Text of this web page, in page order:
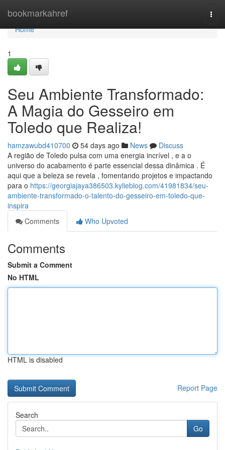
bookmarkahref
Home
Home
1
Seu Ambiente Transformado:
A Magia do Gesseiro em
Toledo que Realiza!
hamzawubd410700 54 days ago News
Discuss
A região de Toledo pulsa com uma energia incrível , e a o
universo do acabamento é parte essencial dessa dinâmica . É
aqui que a beleza se revela , fomentando projetos e impactando
para o https://georgiajaya386503.kylieblog.com/41981834/seu-
ambiente-transformado-o-talento-do-gesseiro-em-toledo-que-
inspira
Comments
Who Upvoted
Comments
Submit a Comment
No HTML
HTML is disabled
Report Page
Search
Go